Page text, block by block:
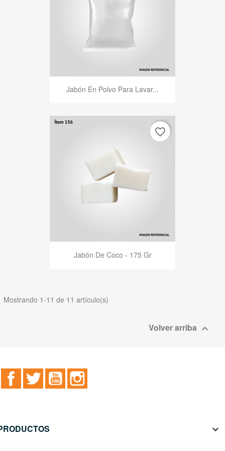
Jabón En Polvo Para Lavar...
Jabón De Coco - 175 Gr
favorite_border
Mostrando 1-11 de 11 artículo(s)
Volver arriba 
FacebookTwitter YouTube
